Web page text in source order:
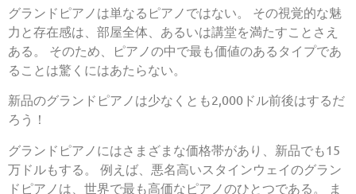
グランドピアノは単なるピアノではない。 その視覚的な魅
力と存在感は、部屋全体、あるいは講堂を満たすことさえ
ある。 そのため、ピアノの中で最も価値のあるタイプであ
ることは驚くにはあたらない。
新品のグランドピアノは少なくとも2,000ドル前後はするだ
ろう！
グランドピアノにはさまざまな価格帯があり、新品でも15
万ドルもする。 例えば、悪名高いスタインウェイのグラン
ドピアノは、世界で最も高価なピアノのひとつである。 ま